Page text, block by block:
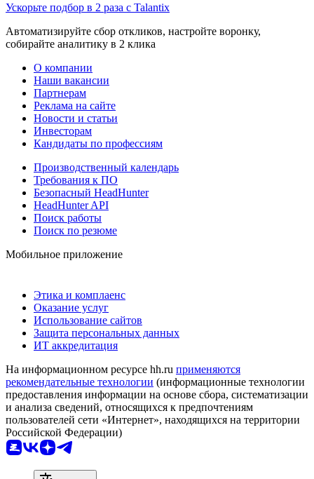
Ускорьте подбор в 2 раза с Talantix
Автоматизируйте сбор откликов, настройте воронку,
собирайте аналитику в 2 клика
О компании
Наши вакансии
Партнерам
Реклама на сайте
Новости и статьи
Инвесторам
Кандидаты по профессиям
Производственный календарь
Требования к ПО
Безопасный HeadHunter
HeadHunter API
Поиск работы
Поиск по резюме
Мобильное приложение
Этика и комплаенс
Оказание услуг
Использование сайтов
Защита персональных данных
ИТ аккредитация
На информационном ресурсе hh.ru применяются
рекомендательные технологии (информационные технологии
предоставления информации на основе сбора, систематизации
и анализа сведений, относящихся к предпочтениям
пользователей сети «Интернет», находящихся на территории
Российской Федерации)